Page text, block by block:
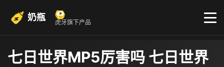
奶瓶 虎牙旗下产品
七日世界MP5厉害吗 七日世界